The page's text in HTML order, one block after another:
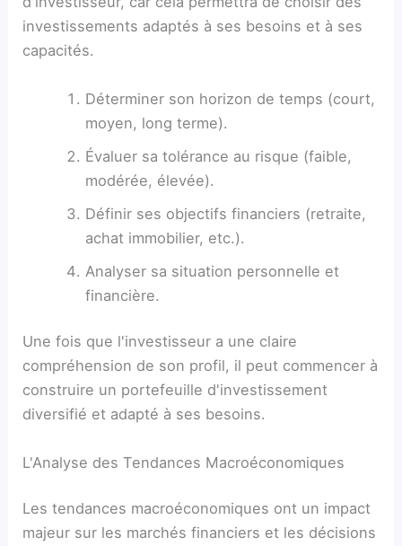
investissements adaptés à ses besoins et à ses
capacités.
Déterminer son horizon de temps (court,
moyen, long terme).
Évaluer sa tolérance au risque (faible,
modérée, élevée).
Définir ses objectifs financiers (retraite,
achat immobilier, etc.).
Analyser sa situation personnelle et
financière.
Une fois que l'investisseur a une claire
compréhension de son profil, il peut commencer à
construire un portefeuille d'investissement
diversifié et adapté à ses besoins.
L'Analyse des Tendances Macroéconomiques
Les tendances macroéconomiques ont un impact
majeur sur les marchés financiers et les décisions